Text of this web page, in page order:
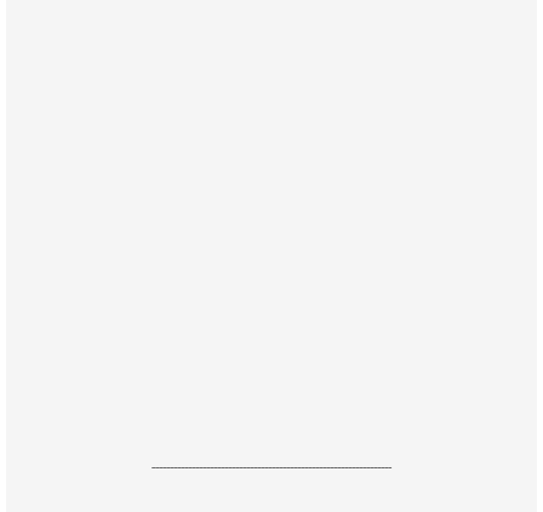
------------------------------------------------------------------